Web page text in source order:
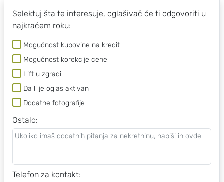
Selektuj šta te interesuje, oglašivač će ti odgovoriti u
najkraćem roku:
Mogućnost kupovine na kredit
Mogućnost korekcije cene
Lift u zgradi
Da li je oglas aktivan
Dodatne fotografije
Ostalo:
Telefon za kontakt: